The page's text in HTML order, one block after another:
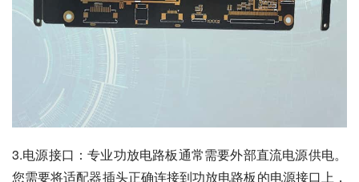
3.电源接口：专业功放电路板通常需要外部直流电源供电。
您需要将适配器插头正确连接到功放电路板的电源接口上，